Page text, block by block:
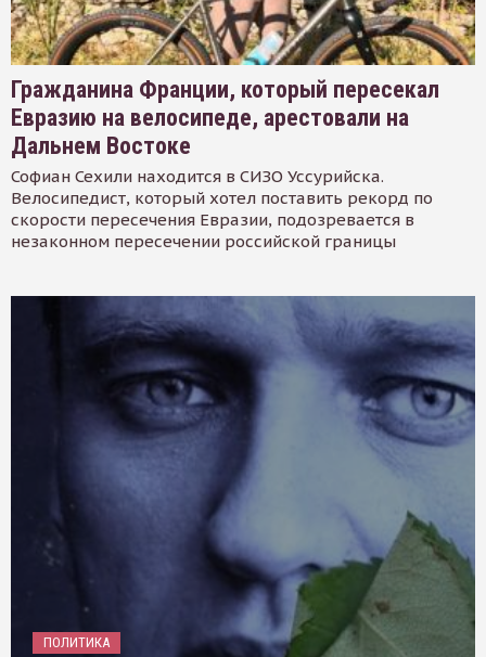
Гражданина Франции, который пересекал
Евразию на велосипеде, арестовали на
Дальнем Востоке
Софиан Сехили находится в СИЗО Уссурийска.
Велосипедист, который хотел поставить рекорд по
скорости пересечения Евразии, подозревается в
незаконном пересечении российской границы
ПОЛИТИКА